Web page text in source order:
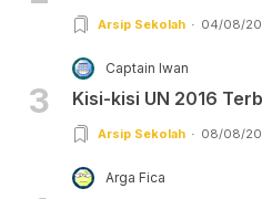
Arsip Sekolah 04/08/
3
Captain Iwan
Kisi-kisi UN 2016
Arsip Sekolah 08/08/
Arga Fica